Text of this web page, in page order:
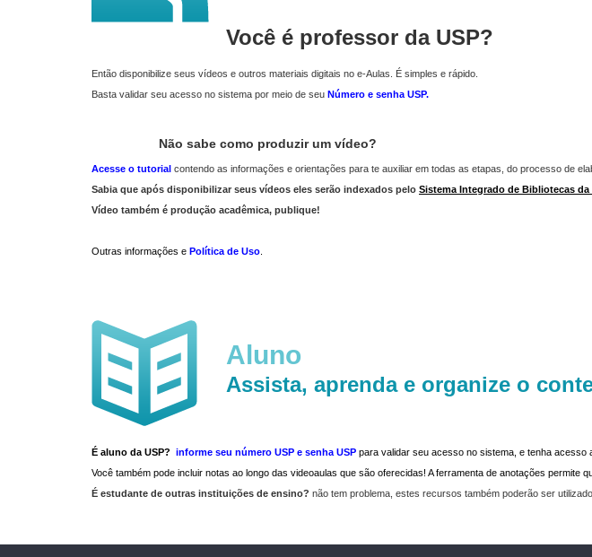
Você é professor da USP?
Então disponibilize seus vídeos e outros materiais digitais no e-Aulas. É simples e rápido.
Basta validar seu acesso no sistema por meio de seu Número e senha USP.
Não sabe como produzir um vídeo?
Acesse o tutorial contendo as informações e orientações para te auxiliar em todas as etapas, do processo de
Sabia que após disponibilizar seus vídeos eles serão indexados pelo Sistema Integrado de Bibliotecas da
Vídeo também é produção acadêmica, publique!
Outras informações e Política de Uso
Aluno
Assista, aprenda e organize o
É aluno da USP? informe seu número USP e senha USP para validar seu acesso no sistema, e tenha acesso
Você também pode incluir notas ao longo das videoaulas que são oferecidas! A ferramenta de anotações
É estudante de outras instituições de ensino? não tem problema, estes recursos também poderão ser